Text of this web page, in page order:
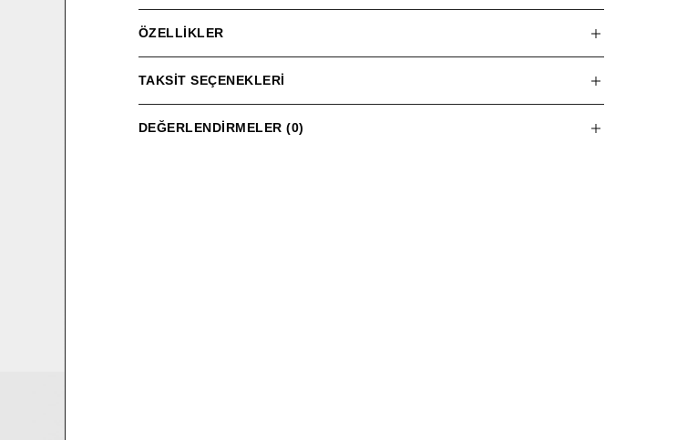
ÖZELLIKLER
TAKSIT SEÇENEKLERI
DEĞERLENDIRMELER (0)